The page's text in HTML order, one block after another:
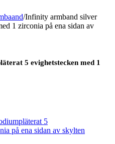
/Infinity armband silver
1 zirconia på ena sidan av
5 evighetstecken med 1